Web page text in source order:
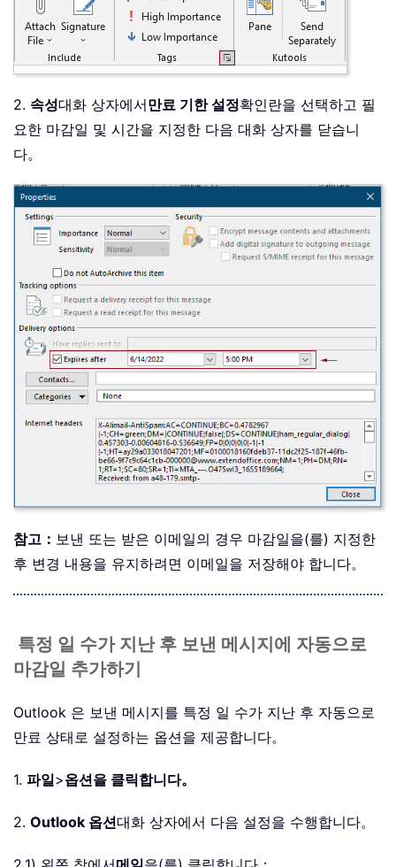
2. 속성대화 상자에서만료 기한 설정확인란을 선택하고 필
요한 마감일 및 시간을 지정한 다음 대화 상자를 닫습니
다。
참고： 보낸 또는 받은 이메일의 경우 마감일을(를) 지정한
후 변경 내용을 유지하려면 이메일을 저장해야 합니다。
특정 일 수가 지난 후 보낸 메시지에 자동으로
마감일 추가하기
Outlook 은 보낸 메시지를 특정 일 수가 지난 후 자동으로
만료 상태로 설정하는 옵션을 제공합니다。
1. 파일>옵션을 클릭합니다。
2. Outlook 옵션대화 상자에서 다음 설정을 수행합니다。